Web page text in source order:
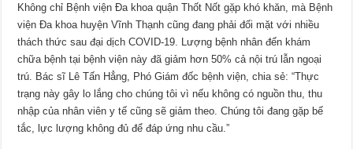
Không chỉ Bệnh viện Đa khoa quận Thốt Nốt gặp khó khăn, mà Bệnh
viện Đa khoa huyện Vĩnh Thạnh cũng đang phải đối mặt với nhiều
thách thức sau đại dịch COVID-19. Lượng bệnh nhân đến khám
chữa bệnh tại bệnh viện này đã giảm hơn 50% cả nội trú lẫn ngoại
trú. Bác sĩ Lê Tấn Hẳng, Phó Giám đốc bệnh viện, chia sẻ: “Thực
trạng này gây lo lắng cho chúng tôi vì nếu không có nguồn thu, thu
nhập của nhân viên y tế cũng sẽ giảm theo. Chúng tôi đang gặp bế
tắc, lực lượng không đủ để đáp ứng nhu cầu.”